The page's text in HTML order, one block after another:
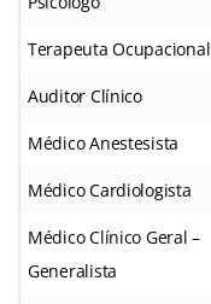
Terapeuta Ocupacional
Auditor Clínico
Médico Anestesista
Médico Cardiologista
Médico Clínico Geral –
Generalista